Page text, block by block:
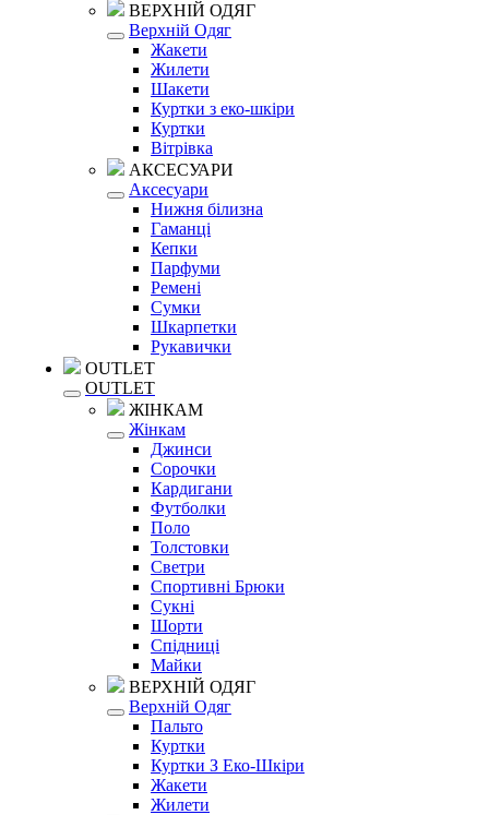
ВЕРХНІЙ ОДЯГ
Верхній Одяг
Жакети
Жилети
Шакети
Куртки з еко-шкіри
Куртки
Вітрівка
АКСЕСУАРИ
Аксесуари
Нижня білизна
Гаманці
Кепки
Парфуми
Ремені
Сумки
Шкарпетки
Рукавички
OUTLET
OUTLET
ЖІНКАМ
Жінкам
Джинси
Сорочки
Кардигани
Футболки
Поло
Толстовки
Светри
Спортивні Брюки
Сукні
Шорти
Спідниці
Майки
ВЕРХНІЙ ОДЯГ
Верхній Одяг
Пальто
Куртки
Куртки З Еко-Шкіри
Жакети
Жилети